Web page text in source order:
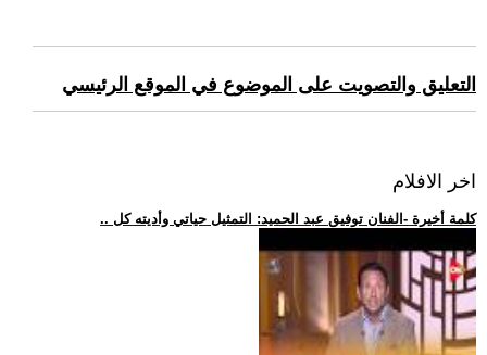
التعليق والتصويت على الموضوع في الموقع الرئيسي
اخر الافلام
.. كلمة أخيرة -الفنان توفيق عبد الحميد: التمثيل حياتي وأديته كل